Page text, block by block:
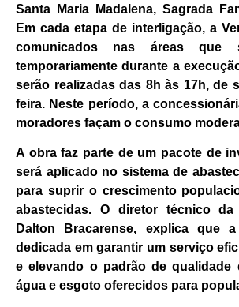
Santa Maria Madalena, Sagrada
Em cada etapa de interligação, a
comunicados nas áreas que
temporariamente durante a
serão realizadas das 8h às 17h, de
feira. Neste período, a
moradores façam o consumo
A obra faz parte de um pacote de
será aplicado no sistema de
para suprir o crescimento
abastecidas. O diretor técnico da
Dalton Bracarense, explica que
dedicada em garantir um serviço
e elevando o padrão de qualidade
água e esgoto oferecidos para